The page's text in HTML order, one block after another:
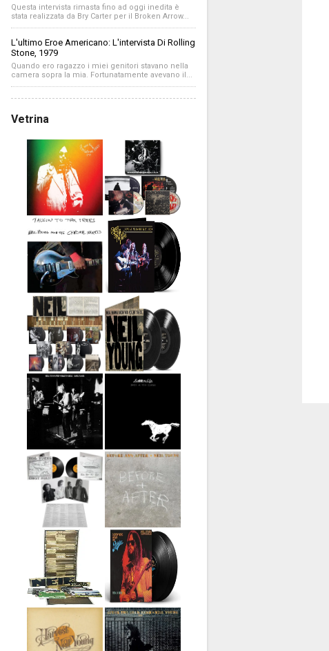
Questa intervista rimasta fino ad oggi inedita è
stata realizzata da Bry Carter per il Broken Arrow...
L'ultimo Eroe Americano: L'intervista Di Rolling
Stone, 1979
Quando ero ragazzo i miei genitori stavano nella
camera sopra la mia. Fortunatamente avevano il...
Vetrina